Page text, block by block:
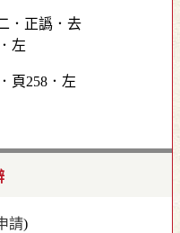
頁258．左
請)